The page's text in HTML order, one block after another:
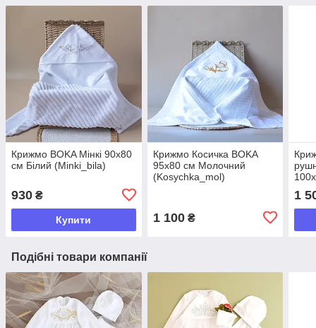
Крижмо BOKA Мінкі 90х80
см Білий (Minki_bila)
930 ₴
Купити
Крижмо Косичка BOKA
95x80 см Молочний
(Kosychka_mol)
1 100₴
1
Подібні товари компанії